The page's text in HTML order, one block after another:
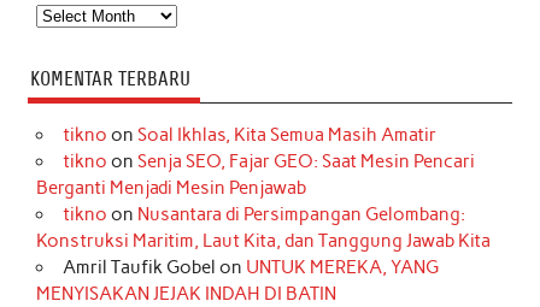
Arsip
KOMENTAR TERBARU
tikno on Soal Ikhlas, Kita Semua Masih Amatir
tikno on Senja SEO, Fajar GEO: Saat Mesin Pencari
Berganti Menjadi Mesin Penjawab
tikno on Nusantara di Persimpangan Gelombang:
Konstruksi Maritim, Laut Kita, dan Tanggung Jawab Kita
Amril Taufik Gobel on UNTUK MEREKA, YANG
MENYISAKAN JEJAK INDAH DI BATIN